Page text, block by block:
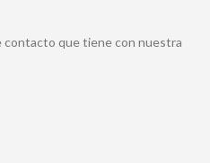
contacto que tiene con nuestra